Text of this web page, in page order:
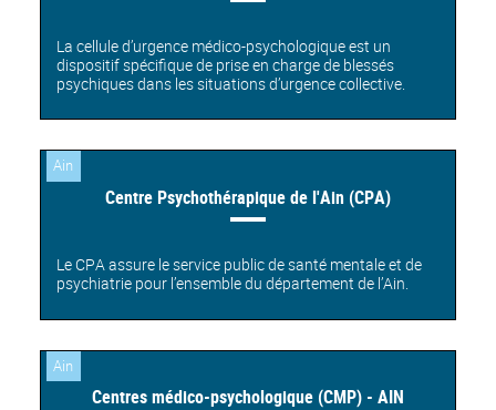
La cellule d’urgence médico-psychologique est un
dispositif spécifique de prise en charge de blessés
psychiques dans les situations d’urgence collective.
Ain
Centre Psychothérapique de l'Ain (CPA)
Le CPA assure le service public de santé mentale et de
psychiatrie pour l’ensemble du département de l’Ain.
Ain
Centres médico-psychologique (CMP) - AIN